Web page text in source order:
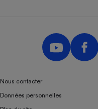
Nous contacter
Données personnelles